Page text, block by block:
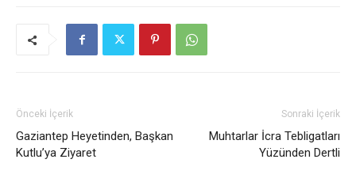
Önceki İçerik
Gaziantep Heyetinden, Başkan
Kutlu’ya Ziyaret
Sonraki İçerik
Muhtarlar İcra Tebligatları
Yüzünden Dertli